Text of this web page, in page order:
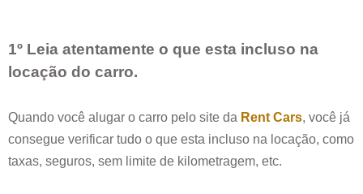
1º Leia atentamente o que esta incluso na
locação do carro.
Quando você alugar o carro pelo site da Rent Cars, você já
consegue verificar tudo o que esta incluso na locação, como
taxas, seguros, sem limite de kilometragem, etc.